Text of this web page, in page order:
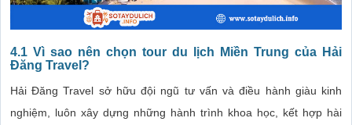
4.1 Vì sao nên chọn tour du lịch Miền Trung của Hải
Đăng Travel?
Hải Đăng Travel sở hữu đội ngũ tư vấn và điều hành giàu kinh
nghiệm, luôn xây dựng những hành trình khoa học, kết hợp hài